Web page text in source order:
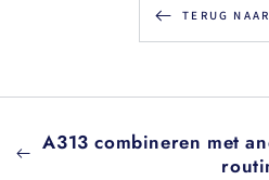
TERUG
A313 combineren met